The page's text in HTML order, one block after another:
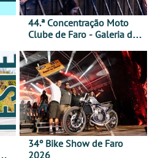
44.ª Concentração Moto
Clube de Faro - Galeria de
34º Bike Show de Faro
2026